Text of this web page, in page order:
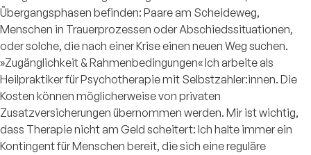
Übergangsphasen befinden: Paare am Scheideweg,
Menschen in Trauerprozessen oder Abschiedssituationen,
oder solche, die nach einer Krise einen neuen Weg suchen.
»Zugänglichkeit & Rahmenbedingungen« Ich arbeite als
Heilpraktiker für Psychotherapie mit Selbstzahler:innen. Die
Kosten können möglicherweise von privaten
Zusatzversicherungen übernommen werden. Mir ist wichtig,
dass Therapie nicht am Geld scheitert: Ich halte immer ein
Kontingent für Menschen bereit, die sich eine reguläre